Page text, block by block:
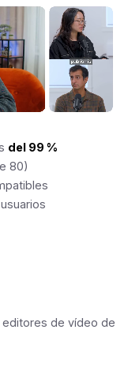
del 99 %
80)
de vídeo de